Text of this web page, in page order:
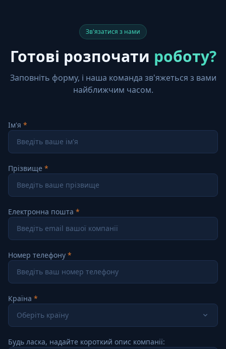
Зв'язатися з нами
Готові розпочати роботу?
Заповніть форму, і наша команда зв'яжеться з вами
найближчим часом.
Ім'я
Прізвище
Електронна пошта
Номер телефону
Країна
Оберіть країну
Будь ласка, надайте короткий опис компанії: